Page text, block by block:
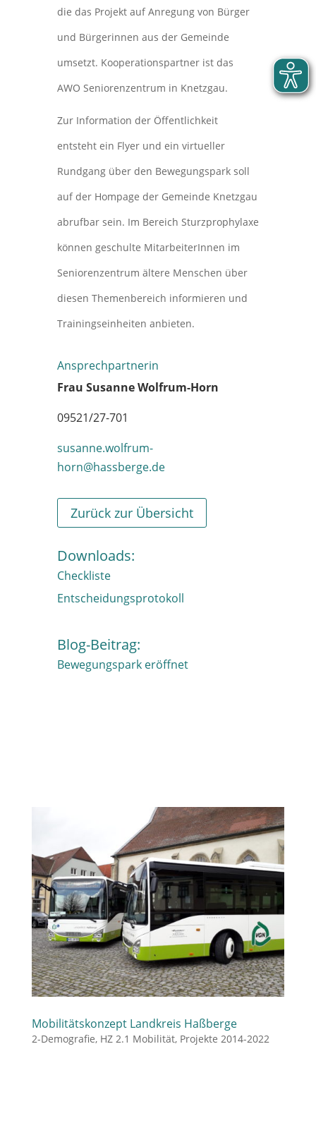
die das Projekt auf Anregung von Bürger
und Bürgerinnen aus der Gemeinde
umsetzt. Kooperationspartner ist das
AWO Seniorenzentrum in Knetzgau.
Zur Information der Öffentlichkeit
entsteht ein Flyer und ein virtueller
Rundgang über den Bewegungspark soll
auf der Hompage der Gemeinde Knetzgau
abrufbar sein. Im Bereich Sturzprophylaxe
können geschulte MitarbeiterInnen im
Seniorenzentrum ältere Menschen über
diesen Themenbereich informieren und
Trainingseinheiten anbieten.
Ansprechpartnerin
Frau Susanne Wolfrum-Horn
09521/27-701
susanne.wolfrum-
horn@hassberge.de
Zurück zur Übersicht
Downloads:
Checkliste
Entscheidungsprotokoll
Blog-Beitrag:
Bewegungspark eröffnet
Mobilitätskonzept Landkreis Haßberge
2-Demografie, HZ 2.1 Mobilität, Projekte 2014-2022